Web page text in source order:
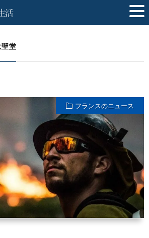
大聖堂
聖堂
フランスのニュース